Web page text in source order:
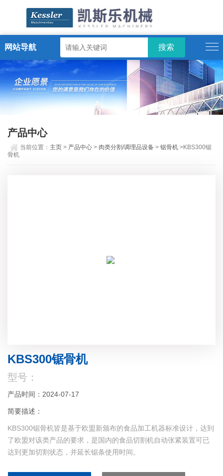
ENGLISH
网站导航
产品中心
当前位置： 主页 > 产品中心 > 肉类分割/调理品设备 >锯骨机 >KBS300锯
骨机
KBS300锯骨机
型号：
产品时间：2024-07-17
简要描述：
KBS300锯骨机皆是基于欧盟新颁布的食品加工机器标准设计，达到
了欧盟对该类产品的要求，是国内的食品切割机自动张紧装置可已
达到更加切割状态，并延长锯条使用时间。